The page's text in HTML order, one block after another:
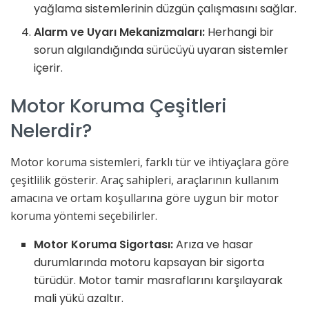
yağlama sistemlerinin düzgün çalışmasını sağlar.
Alarm ve Uyarı Mekanizmaları: Herhangi bir
sorun algılandığında sürücüyü uyaran sistemler
içerir.
Motor Koruma Çeşitleri
Nelerdir?
Motor koruma sistemleri, farklı tür ve ihtiyaçlara göre
çeşitlilik gösterir. Araç sahipleri, araçlarının kullanım
amacına ve ortam koşullarına göre uygun bir motor
koruma yöntemi seçebilirler.
Motor Koruma Sigortası:Arıza ve hasar
durumlarında motoru kapsayan bir sigorta
türüdür. Motor tamir masraflarını karşılayarak
mali yükü azaltır.